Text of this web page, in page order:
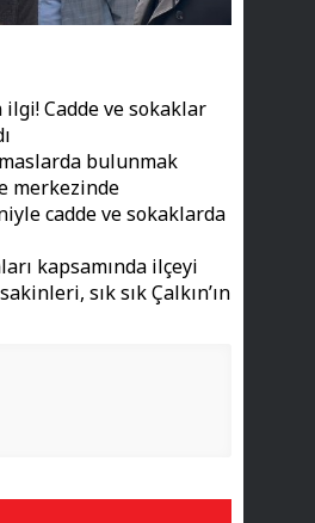
ilgi! Cadde ve sokaklar
bulunmak
merkezinde
cadde ve sokaklarda
kapsamında ilçeyi
sık sık Çalkın’ın